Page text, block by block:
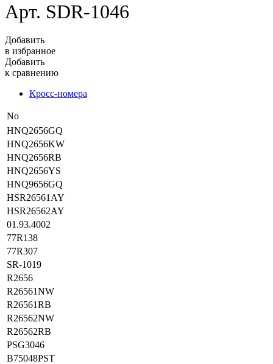
Арт. SDR-1046
Добавить
в избранное
Добавить
к сравнению
Кросс-номера
No
HNQ2656GQ
HNQ2656KW
HNQ2656RB
HNQ2656YS
HNQ9656GQ
HSR26561AY
HSR26562AY
01.93.4002
77R138
77R307
SR-1019
R2656
R26561NW
R26561RB
R26562NW
R26562RB
PSG3046
B75048PST